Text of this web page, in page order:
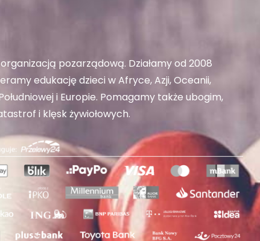
pozarządową. Działamy od 2008
edukację dzieci w Afryce, Azji, Oceanii,
i Europie. Pomagamy także ubogim,
i klęsk żywiołowych.